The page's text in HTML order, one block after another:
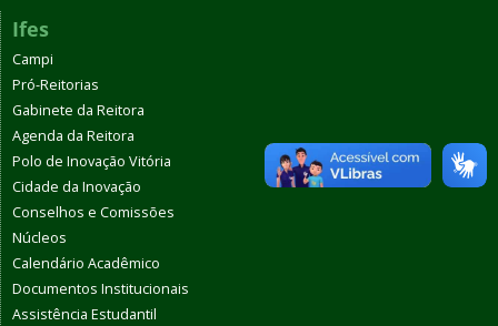
Ifes
Campi
Pró-Reitorias
Gabinete da Reitora
Agenda da Reitora
Polo de Inovação Vitória
Cidade da Inovação
Conselhos e Comissões
Núcleos
Calendário Acadêmico
Documentos Institucionais
Assistência Estudantil